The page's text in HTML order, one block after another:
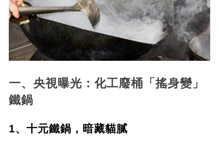
一、央視曝光：化工廢桶「搖身變」
鐵鍋
1、十元鐵鍋，暗藏貓膩